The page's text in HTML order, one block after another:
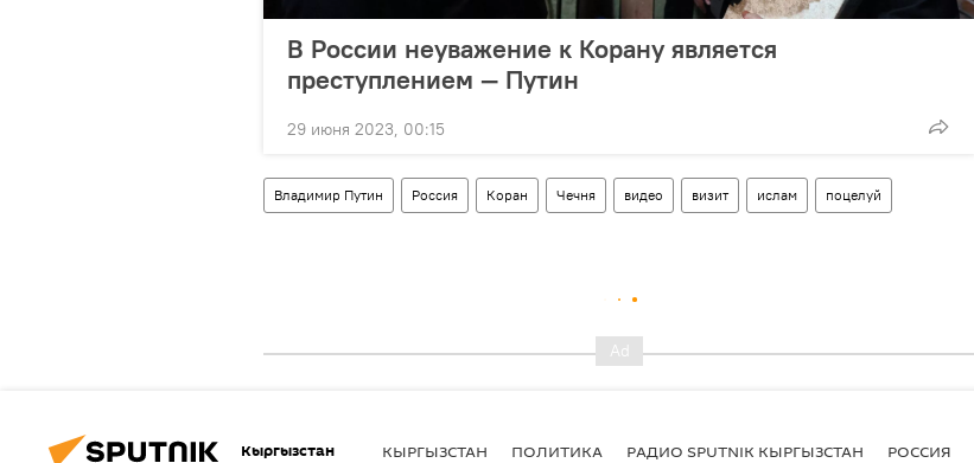
В России неуважение к Корану является
преступлением — Путин
29 июня 2023, 00:15
Владимир Путин Россия Коран Чечня видео визит ислам поцелуй
Кыргызстан КЫРГЫЗСТАН ПОЛИТИКА РАДИО SPUTNIK КЫРГЫЗСТАН РОССИЯ